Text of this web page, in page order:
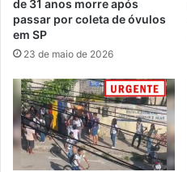
de 31 anos morre após
passar por coleta de óvulos
em SP
23 de maio de 2026